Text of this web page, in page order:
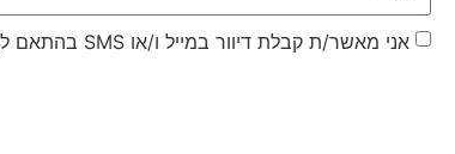
אני מאשר/ת קבלת דיוור במייל ו/או SMS בהתאם ל